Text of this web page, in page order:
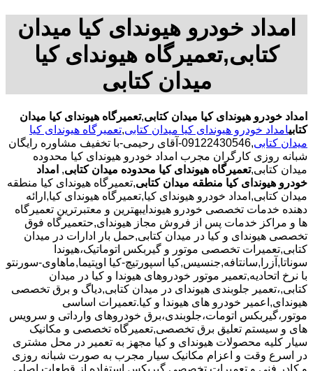
امداد خودرو هیوندای کیا میدان
کتابی,تعمیرگاه هیوندای کیا
میدان کتابی
امداد خودرو هیوندای کیا میدان کتابی,تعمیرگاه هیوندای کیا میدان
کتابیامداد خودرو هیوندای کیا میدان کتابی,تعمیرگاه هیوندای کیا
میدان کتابی
,09122430546-آقای رحیمی-با تخفیف مشاوره رایگان
شبانه روزی کارگران مجرب امداد خودرو هیوندای کیا محدوده
میدان کتابی,تعمیرگاه هیوندای کیا محدوده میدان کتابی, امداد
خودرو هیوندای کیا منطقه میدان کتابی,تعمیرگاه هیوندای کیا منطقه
میدان کتابی,امداد خودرو هیوندای کیا,تعمیرگاه هیوندای کیا,ارائه
دهنده خدمات تخصصی خودرو هیوندایبهترین و معتبرترین تعمیرگاه
ها و مراکز خدمات پس از فروش مجاز هیوندای,حتعمیرگاه فوق
تخصصی هیوندای و کیا در میدان کتابی,حمل بار ادارات در میدان
کتابی,تعمیرات تخصصی موتور و گیربکس اتوماتیک،هیوندا
سوناتا,آزرا,سانتافه,جنسیس,کیا اسپورتیچ-کیا اوپتیما‌,ماهاوی-سورنتو
با نرخ اتحادیه,تعمیر موتور خودروهای هیوندا و کیا در میدان
کتابی,،تعمیر جلوبندی هیوندای در میدان کتابی,دیاگ و برق تخصصی
هیوندای,اعمیر خودرو های هیوندا و کیا.تعمیرات اساسی
موتور،گیربکس اتومات،جلوبندی،برق خودروهای وارداتی و سرویس
های و سیستم تعلیق برق تخصصی,تعمیرگاه تخصصی و مکانیک
سیار کلیه محصولات هیوندای و کیا مجهز به تعمیر در محل مشتری
در اسرع وقت و اعزام مکانیک سیار مجرب به صورت شبانه روزی
و کادر فنی و تعمیرات تخصصی گیربکس استفاده از قطعات اصلی